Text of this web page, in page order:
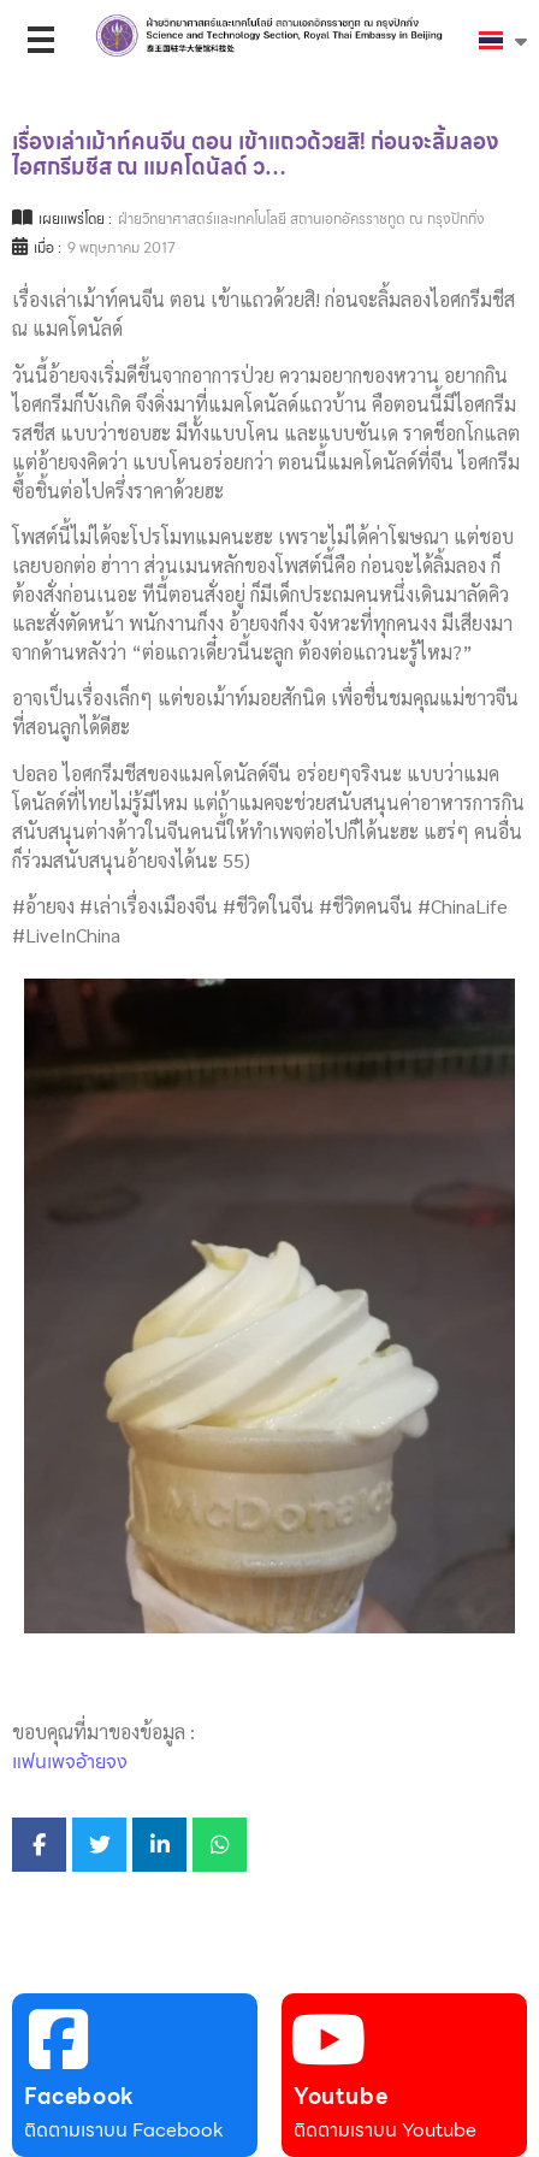
เรื่องเล่าเม้าท์คนจีน ตอน เข้าแถวด้วยสิ! ก่อนจะลิ้มลอง
ไอศกรีมชีส ณ แมคโดนัลด์ ว…
เผยแพร่โดย : ฝ่ายวิทยาศาสตร์และเทคโนโลยี สถานเอกอัครราชทูต ณ กรุงปักกิ่ง
เมื่อ : 9 พฤษภาคม 2017
เรื่องเล่าเม้าท์คนจีน ตอน เข้าแถวด้วยสิ! ก่อนจะลิ้มลองไอศกรีมชีส
ณ แมคโดนัลด์
วันนี้อ้ายจงเริ่มดีขึ้นจากอาการป่วย ความอยากของหวาน อยากกิน
ไอศกรีมก็บังเกิด จึงดิ่งมาที่แมคโดนัลด์แถวบ้าน คือตอนนี้มีไอศกรีม
รสชีส แบบว่าชอบฮะ มีทั้งแบบโคน และแบบซันเด ราดช็อกโกแลต
แต่อ้ายจงคิดว่า แบบโคนอร่อยกว่า ตอนนี้แมคโดนัลด์ที่จีน ไอศกรีม
ซื้อชิ้นต่อไปครึ่งราคาด้วยฮะ
โพสต์นี้ไม่ได้จะโปรโมทแมคนะฮะ เพราะไม่ได้ค่าโฆษณา แต่ชอบ
เลยบอกต่อ ฮ่าาา ส่วนเมนหลักของโพสต์นี้คือ ก่อนจะได้ลิ้มลอง ก็
ต้องสั่งก่อนเนอะ ทีนี้ตอนสั่งอยู่ ก็มีเด็กประถมคนหนึ่งเดินมาลัดคิว
และสั่งตัดหน้า พนักงานก็งง อ้ายจงก็งง จังหวะที่ทุกคนงง มีเสียงมา
จากด้านหลังว่า “ต่อแถวเดี๋ยวนี้นะลูก ต้องต่อแถวนะรู้ไหม?”
อาจเป็นเรื่องเล็กๆ แต่ขอเม้าท์มอยสักนิด เพื่อชื่นชมคุณแม่ชาวจีน
ที่สอนลูกได้ดีฮะ
ปอลอ ไอศกรีมชีสของแมคโดนัลด์จีน อร่อยๆจริงนะ แบบว่าแมค
โดนัลด์ที่ไทยไม่รู้มีไหม แต่ถ้าแมคจะช่วยสนับสนุนค่าอาหารการกิน
สนับสนุนต่างด้าวในจีนคนนี้ให้ทำเพจต่อไปก็ได้นะฮะ แฮร่ๆ คนอื่น
ก็ร่วมสนับสนุนอ้ายจงได้นะ 55)
#อ้ายจง #เล่าเรื่องเมืองจีน #ชีวิตในจีน #ชีวิตคนจีน #ChinaLife
#LiveInChina
ขอบคุณที่มาของข้อมูล :
แฟนเพจอ้ายจง
Facebook
ติดตามเราบน Facebook
Youtube
ติดตามเราบน Youtube